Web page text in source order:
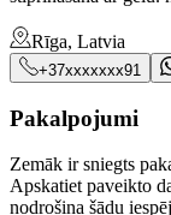
Rīga, Latvia
+37xxxxxxx91
Pakalpojumi
Zemāk ir sniegts
Apskatiet paveikto
nodrošina šādu